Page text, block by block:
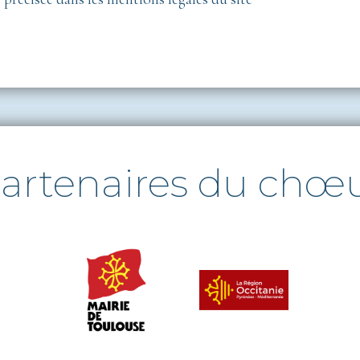
du